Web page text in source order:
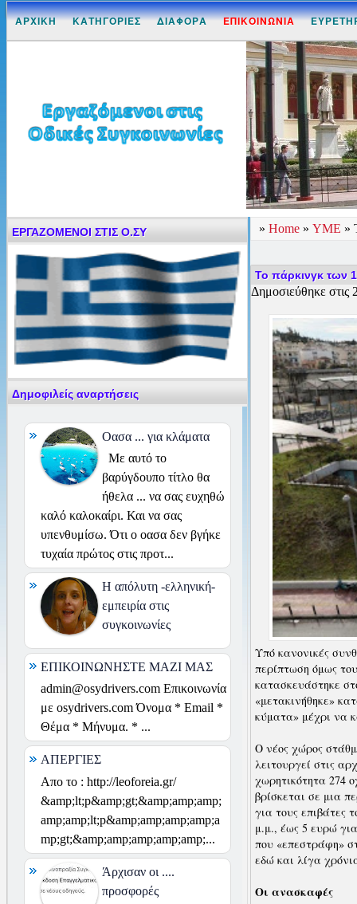
ΑΡΧΙΚΗ ΚΑΤΗΓΟΡΙΕΣ ΔΙΑΦΟΡΑ ΕΠΙΚΟΙΝΩΝΙΑ
» Home » ΥΜΕ »
Το πάρκινγκ των
Δημοσιεύθηκε στις
Υπό κανονικές
περίπτωση όμως
κατασκευάστηκε
«μετακινήθηκε»
κύματα» μέχρι να
Ο νέος χώρος
λειτουργεί στις
χωρητικότητα 274
βρίσκεται σε μια
για τους επιβάτες
μ.μ., έως 5 ευρώ
που «επεστράφη»
εδώ και λίγα
Οι ανασκαφές
ΕΡΓΑΖΟΜΕΝΟΙ ΣΤΙΣ Ο.ΣΥ
Δημοφιλείς αναρτήσεις
Οασα ... για κλάματα
Με αυτό το
βαρύγδουπο τίτλο θα
ήθελα ... να σας ευχηθώ
καλό καλοκαίρι. Και να σας
υπενθυμίσω. Ότι ο οασα δεν βγήκε
τυχαία πρώτος στις προτ...
H απόλυτη -ελληνική-
εμπειρία στις
συγκοινωνίες
ΕΠΙΚΟΙΝΩΝΗΣΤΕ ΜΑΖΙ ΜΑΣ
admin@osydrivers.com Επικοινωνία
με osydrivers.com Όνομα * Email *
Θέμα * Μήνυμα. * ...
ΑΠΕΡΓΙΕΣ
Απο το : http://leoforeia.gr/
&amp;lt;p&amp;gt;&amp;amp;amp;
amp;amp;lt;p&amp;amp;amp;amp;a
mp;gt;&amp;amp;amp;amp;amp;...
Άρχισαν οι ....
προσφορές